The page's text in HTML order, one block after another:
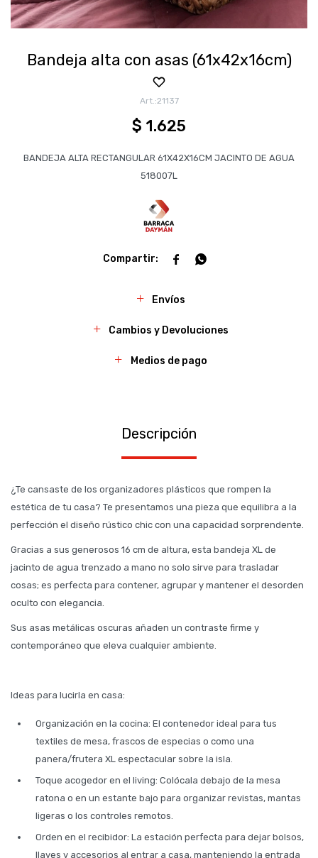
Bandeja alta con asas (61x42x16cm)
21137
$ 1.625
BANDEJA ALTA RECTANGULAR 61X42X16CM JACINTO DE AGUA
518007L
 
Envíos
Cambios y Devoluciones
Medios de pago
Descripción
¿Te cansaste de los organizadores plásticos que rompen la
estética de tu casa? Te presentamos una pieza que equilibra a la
perfección el diseño rústico chic con una capacidad sorprendente.
Gracias a sus generosos 16 cm de altura, esta bandeja XL de
jacinto de agua trenzado a mano no solo sirve para trasladar
cosas; es perfecta para contener, agrupar y mantener el desorden
oculto con elegancia.
Sus asas metálicas oscuras añaden un contraste firme y
contemporáneo que eleva cualquier ambiente.
Ideas para lucirla en casa:
Organización en la cocina: El contenedor ideal para tus
textiles de mesa, frascos de especias o como una
panera/frutera XL espectacular sobre la isla.
Toque acogedor en el living: Colócala debajo de la mesa
ratona o en un estante bajo para organizar revistas, mantas
ligeras o los controles remotos.
Orden en el recibidor: La estación perfecta para dejar bolsos,
llaves y accesorios al entrar a casa, manteniendo la entrada